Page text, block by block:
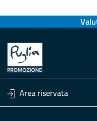
Area riservata